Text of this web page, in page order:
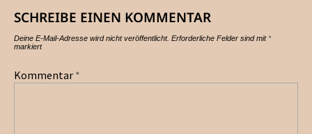
SCHREIBE EINEN KOMMENTAR
Deine E-Mail-Adresse wird nicht veröffentlicht. Erforderliche Felder sind mit*
markiert
Kommentar *